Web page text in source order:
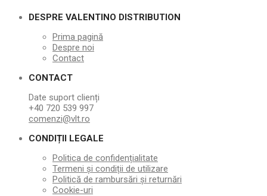
DESPRE VALENTINO DISTRIBUTION
Prima pagină
Despre noi
Contact
CONTACT
Date suport clienți
+40 720 539 997
comenzi@vlt.ro
CONDIȚII LEGALE
Politica de confidențialitate
Termeni și condiții de utilizare
Politică de rambursări și returnări
Cookie-uri